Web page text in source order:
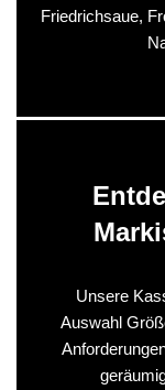
Friedrichsaue,
Unsere
Auswahl